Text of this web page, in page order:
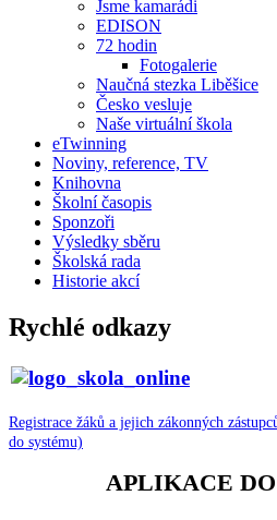
Jsme kamarádi
EDISON
72 hodin
Fotogalerie
Naučná stezka Liběšice
Česko vesluje
Naše virtuální škola
eTwinning
Noviny, reference, TV
Knihovna
Školní časopis
Sponzoři
Výsledky sběru
Školská rada
Historie akcí
Rychlé odkazy
Registrace žáků a jejich zákonných
do systému)
APLIKACE